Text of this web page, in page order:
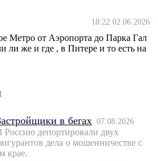
18:22 02.06.2026
Метро от Аэропорта до Парка Гал
ли же и где , в Питере и то есть на
в бегах 07.08.2026
Россию депортировали двух
дела о мошенничестве с
крае.